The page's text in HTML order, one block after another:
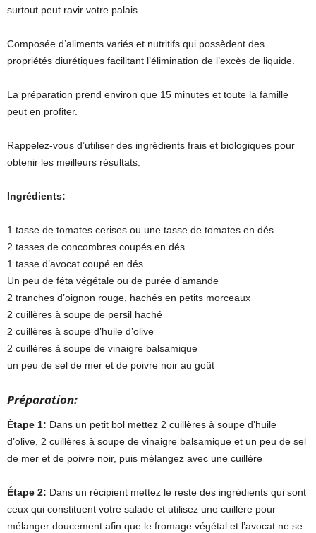
surtout peut ravir votre palais.
Composée d’aliments variés et nutritifs qui possèdent des
propriétés diurétiques facilitant l’élimination de l’excès de liquide.
La préparation prend environ que 15 minutes et toute la famille
peut en profiter.
Rappelez-vous d’utiliser des ingrédients frais et biologiques pour
obtenir les meilleurs résultats.
Ingrédients:
1 tasse de tomates cerises ou une tasse de tomates en dés
2 tasses de concombres coupés en dés
1 tasse d’avocat coupé en dés
Un peu de féta végétale ou de purée d’amande
2 tranches d’oignon rouge, hachés en petits morceaux
2 cuillères à soupe de persil haché
2 cuillères à soupe d’huile d’olive
2 cuillères à soupe de vinaigre balsamique
un peu de sel de mer et de poivre noir au goût
Préparation:
Étape 1: Dans un petit bol mettez 2 cuillères à soupe d’huile
d’olive, 2 cuillères à soupe de vinaigre balsamique et un peu de sel
de mer et de poivre noir, puis mélangez avec une cuillère
Étape 2: Dans un récipient mettez le reste des ingrédients qui sont
ceux qui constituent votre salade et utilisez une cuillère pour
mélanger doucement afin que le fromage végétal et l’avocat ne se